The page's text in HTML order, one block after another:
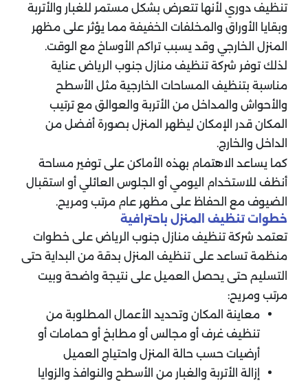
تنظيف دوري لأنها تتعرض بشكل مستمر للغبار والأتربة
وبقايا الأوراق والمخلفات الخفيفة مما يؤثر على مظهر
المنزل الخارجي وقد يسبب تراكم الأوساخ مع الوقت.
لذلك توفر شركة تنظيف منازل جنوب الرياض عناية
مناسبة بتنظيف المساحات الخارجية مثل الأسطح
والأحواش والمداخل من الأتربة والعوالق مع ترتيب
المكان قدر الإمكان ليظهر المنزل بصورة أفضل من
الداخل والخارج.
كما يساعد الاهتمام بهذه الأماكن على توفير مساحة
أنظف للاستخدام اليومي أو الجلوس العائلي أو استقبال
الضيوف مع الحفاظ على مظهر عام مرتب ومريح.
خطوات تنظيف المنزل باحترافية
تعتمد شركة تنظيف منازل جنوب الرياض على خطوات
منظمة تساعد على تنظيف المنزل بدقة من البداية حتى
التسليم حتى يحصل العميل على نتيجة واضحة وبيت
مرتب ومريح:
معاينة المكان وتحديد الأعمال المطلوبة من
تنظيف غرف أو مجالس أو مطابخ أو حمامات أو
أرضيات حسب حالة المنزل واحتياج العميل
إزالة الأتربة والغبار من الأسطح والنوافذ والزوايا